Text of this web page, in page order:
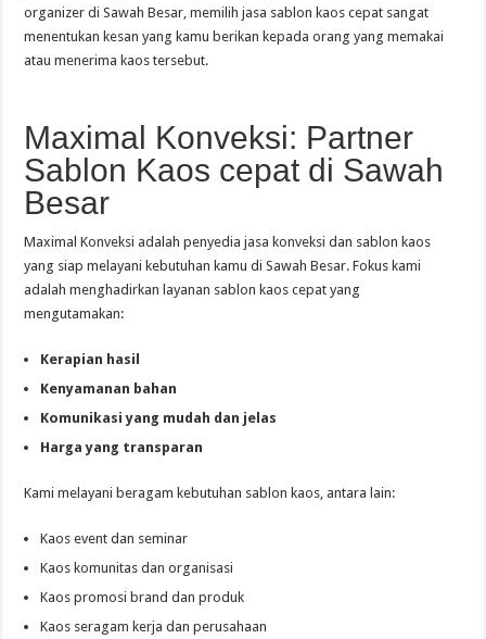
organizer di Sawah Besar, memilih jasa sablon kaos cepat sangat
menentukan kesan yang kamu berikan kepada orang yang memakai
atau menerima kaos tersebut.
Maximal Konveksi: Partner
Sablon Kaos cepat di Sawah
Besar
Maximal Konveksi adalah penyedia jasa konveksi dan sablon kaos
yang siap melayani kebutuhan kamu di Sawah Besar. Fokus kami
adalah menghadirkan layanan sablon kaos cepat yang
mengutamakan:
Kerapian hasil
Kenyamanan bahan
Komunikasi yang mudah dan jelas
Harga yang transparan
Kami melayani beragam kebutuhan sablon kaos, antara lain:
Kaos event dan seminar
Kaos komunitas dan organisasi
Kaos promosi brand dan produk
Kaos seragam kerja dan perusahaan